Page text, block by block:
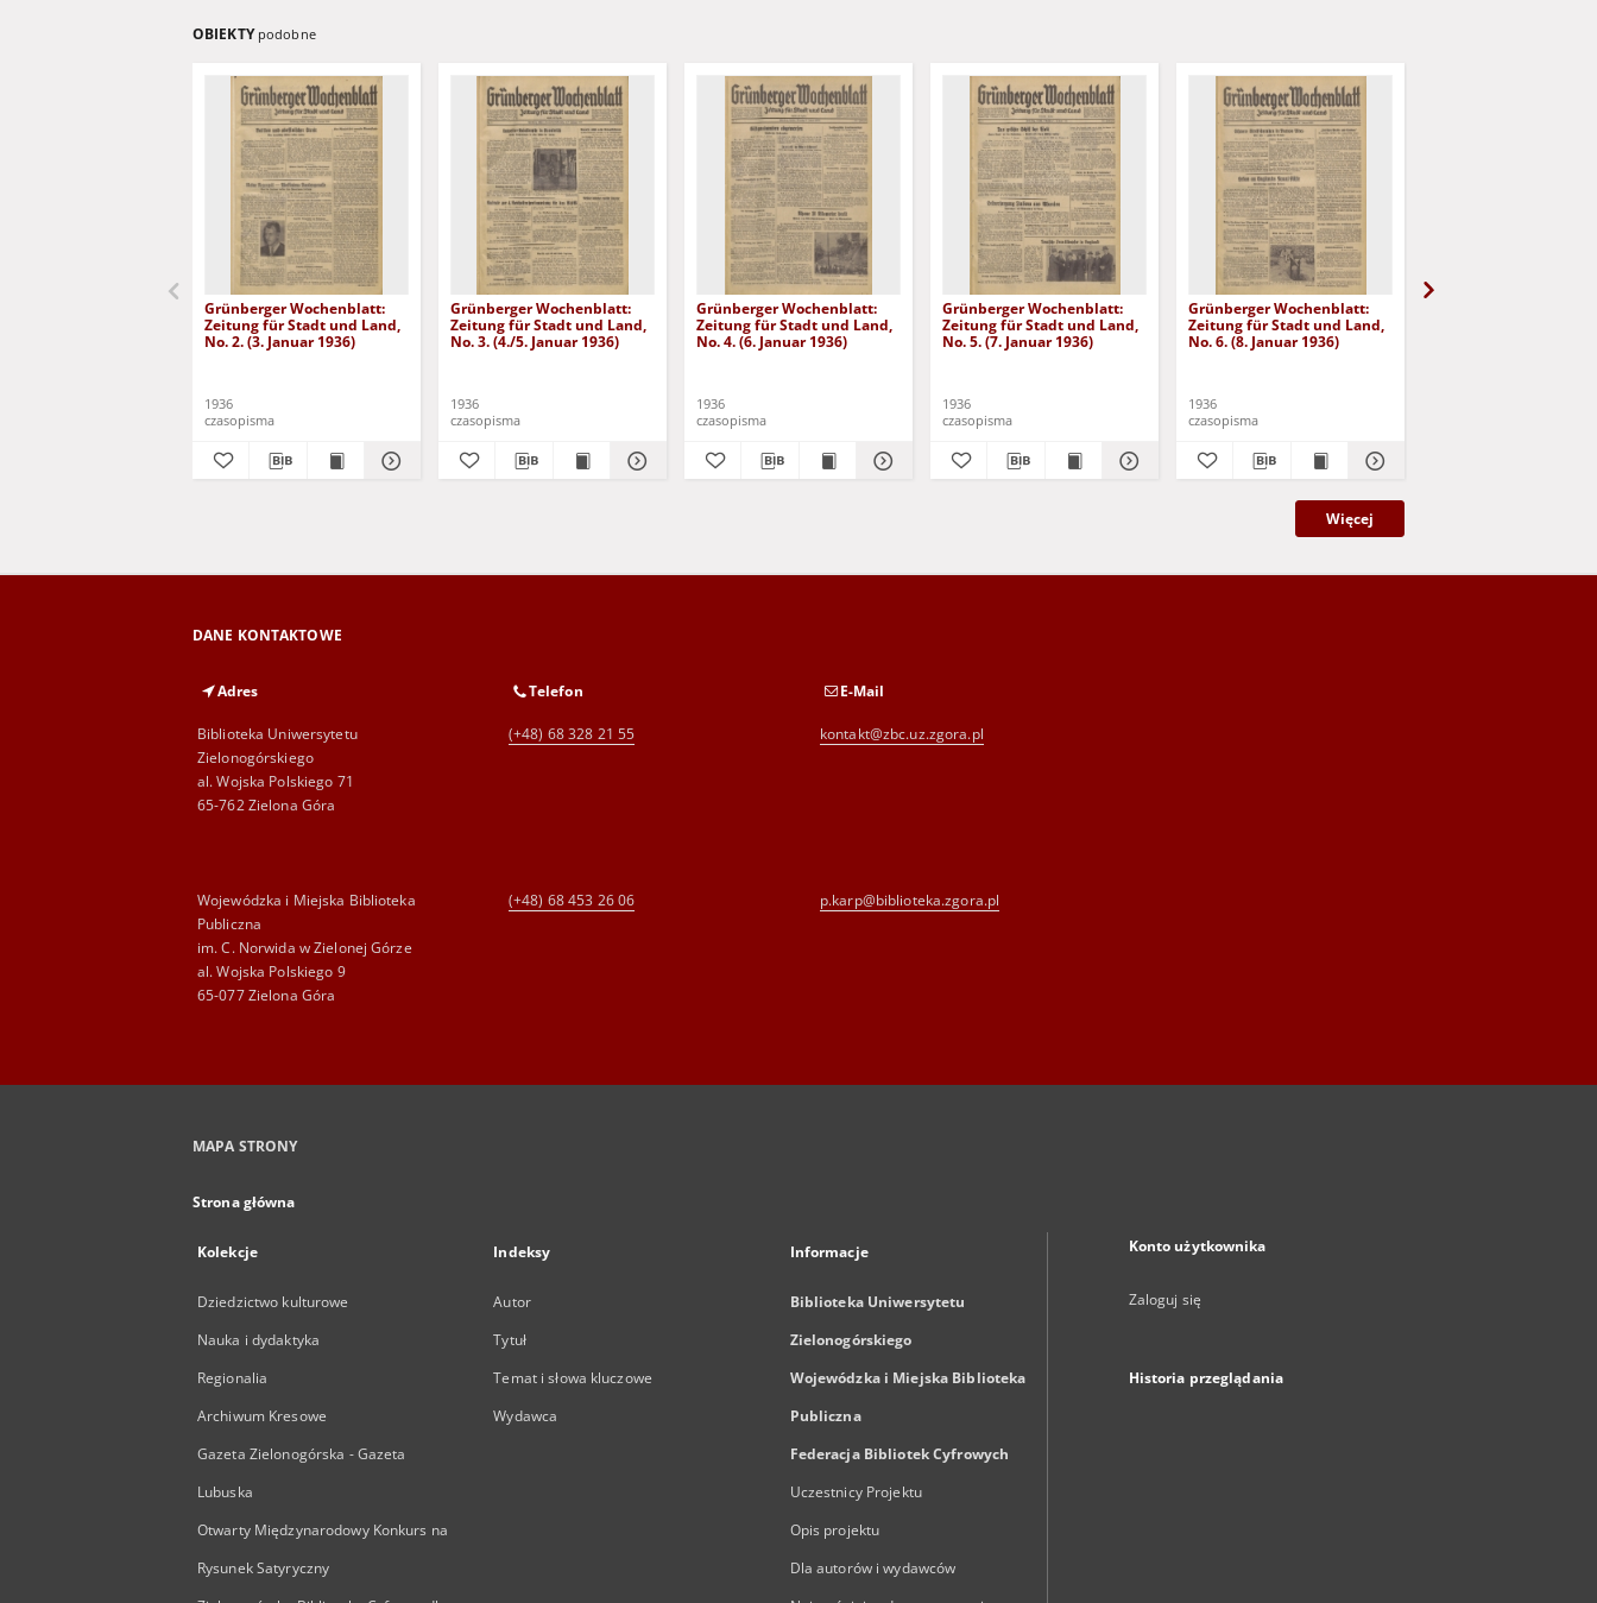
OBIEKTY podobne
Grünberger Wochenblatt:
Zeitung für Stadt und Land,
No. 2. (3. Januar 1936)
1936
czasopisma
Grünberger Wochenblatt:
Zeitung für Stadt und Land,
No. 3. (4./5. Januar 1936)
1936
czasopisma
Grünberger Wochenblatt:
Zeitung für Stadt und Land,
No. 4. (6. Januar 1936)
1936
czasopisma
Grünberger Wochenblatt:
Zeitung für Stadt und Land,
No. 5. (7. Januar 1936)
1936
czasopisma
Grünberger Wochenblatt:
Zeitung für Stadt und Land,
No. 6. (8. Januar 1936)
1936
czasopisma
Więcej
DANE KONTAKTOWE
Adres
Biblioteka Uniwersytetu
Zielonogórskiego
al. Wojska Polskiego 71
65-762 Zielona Góra
Telefon
(+48) 68 328 21 55
E-Mail
kontakt@zbc.uz.zgora.pl
Wojewódzka i Miejska Biblioteka
Publiczna
im. C. Norwida w Zielonej Górze
al. Wojska Polskiego 9
65-077 Zielona Góra
(+48) 68 453 26 06 p.karp@biblioteka.zgora.pl
MAPA STRONY
Strona główna
Kolekcje
Dziedzictwo kulturowe
Nauka i dydaktyka
Regionalia
Archiwum Kresowe
Gazeta Zielonogórska - Gazeta
Lubuska
Otwarty Międzynarodowy Konkurs na
Rysunek Satyryczny
Indeksy
Autor
Tytuł
Temat i słowa kluczowe
Wydawca
Informacje
Biblioteka Uniwersytetu
Zielonogórskiego
Wojewódzka i Miejska Biblioteka
Publiczna
Federacja Bibliotek Cyfrowych
Uczestnicy Projektu
Opis projektu
Dla autorów i wydawców
Konto użytkownika
Zaloguj się
Historia przeglądania